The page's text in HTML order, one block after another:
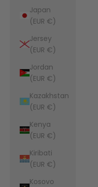
Japan
(EUR €)
Jersey
(EUR €)
Jordan
(EUR €)
Kazakhstan
(EUR €)
Kenya
(EUR €)
Kiribati
(EUR €)
Kosovo